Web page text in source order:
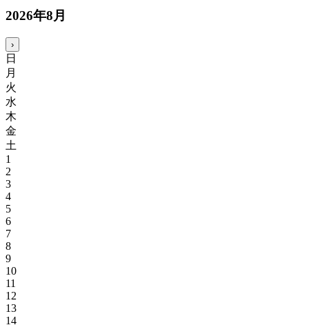
2026年8月
›
日
月
火
水
木
金
土
1
2
3
4
5
6
7
8
9
10
11
12
13
14